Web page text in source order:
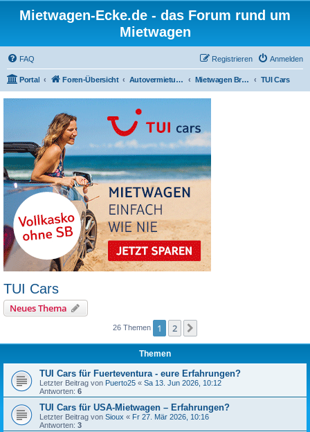
Mietwagen-Ecke.de - das Forum rund um
Mietwagen
FAQ Anmelden
Registrieren
Portal Foren-Übersicht Autovermietungen Mietwagen Broker/Preisvergleiche TUI Cars
TUI Cars
Neues Thema
26 Themen 1 2
Themen
TUI Cars für Fuerteventura - eure Erfahrungen?
Letzter Beitrag von Puerto25 « Sa 13. Jun 2026, 10:12
Antworten: 6
TUI Cars für USA-Mietwagen – Erfahrungen?
Letzter Beitrag von Sioux « Fr 27. Mär 2026, 10:16
Antworten: 3